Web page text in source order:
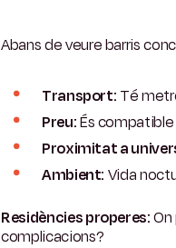
Abans de veure barris
Transport: Té
Preu:És
Proximitat a
Ambient: Vida
Residències properes:
complicacions?